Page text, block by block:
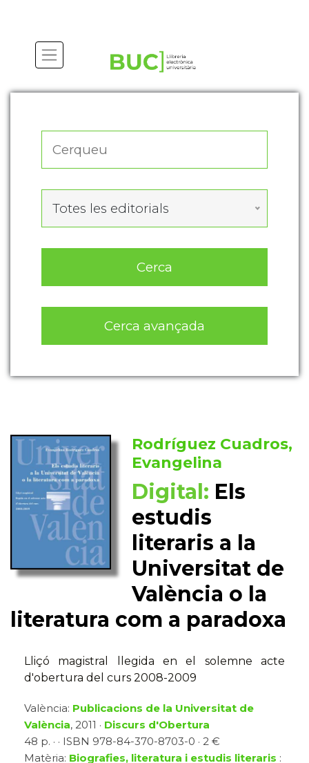
Totes les editorials
Cerca
Cerca avançada
Rodríguez Cuadros,
Evangelina
Digital: Els
estudis
literaris a la
Universitat de
València o la
literatura com a paradoxa
Lliçó magistral llegida en el solemne acte
d'obertura del curs 2008-2009
València: Publicacions de la Universitat de
València, 2011 · Discurs d'Obertura
48 p. · · ISBN 978-84-370-8703-0 · 2 €
Matèria: Biografies, literatura i estudis literaris :